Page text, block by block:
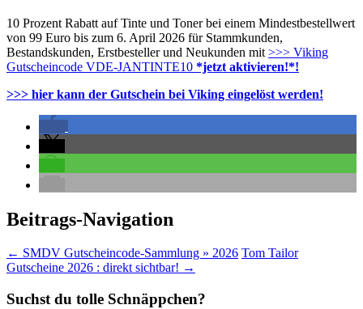
10 Prozent Rabatt auf Tinte und Toner bei einem Mindestbestellwert
von 99 Euro bis zum 6. April 2026 für Stammkunden,
Bestandskunden, Erstbesteller und Neukunden mit >>> Viking
Gutscheincode VDE-JANTINTE10 *jetzt aktivieren!*!
>>> hier kann der Gutschein bei Viking eingelöst werden!
Beitrags-Navigation
← SMDV Gutscheincode-Sammlung » 2026 Tom Tailor
Gutscheine 2026 : direkt sichtbar! →
Suchst du tolle Schnäppchen?